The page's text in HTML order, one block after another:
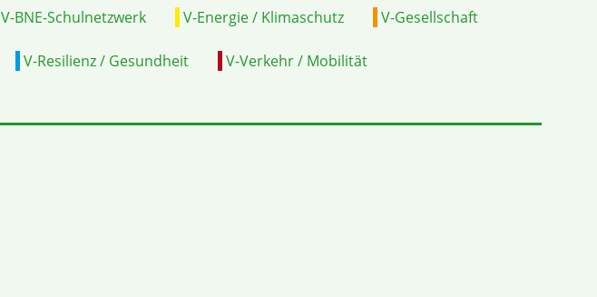
V-BNE-Schulnetzwerk V-Energie / Klimaschutz V-Gesellschaft
V-Resilienz / Gesundheit V-Verkehr / Mobilität